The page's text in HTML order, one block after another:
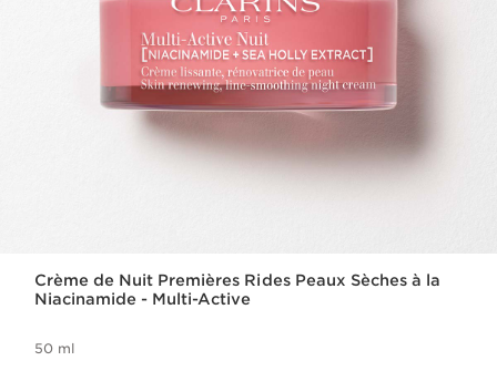
Crème de Nuit Premières Rides Peaux Sèches à la
Niacinamide - Multi-Active
50 ml